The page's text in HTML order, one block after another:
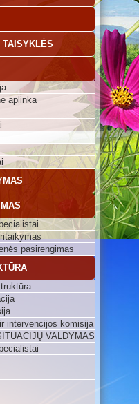
TAISYKLĖS
aplinka
pasirengimas
intervencijos komisija
VALDYMAS